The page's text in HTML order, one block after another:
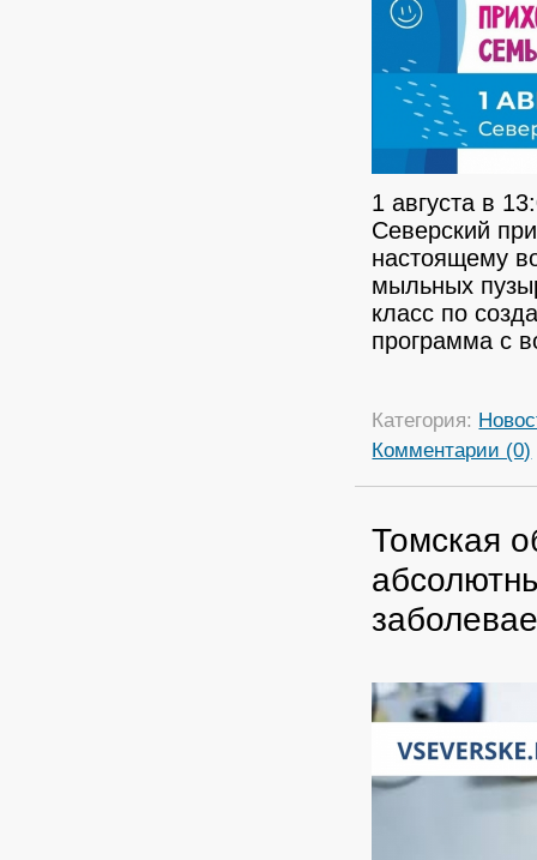
1 августа в
Северский
настоящему
мыльных
класс по
программа с
Категория:
Комментарии (0)
Томская